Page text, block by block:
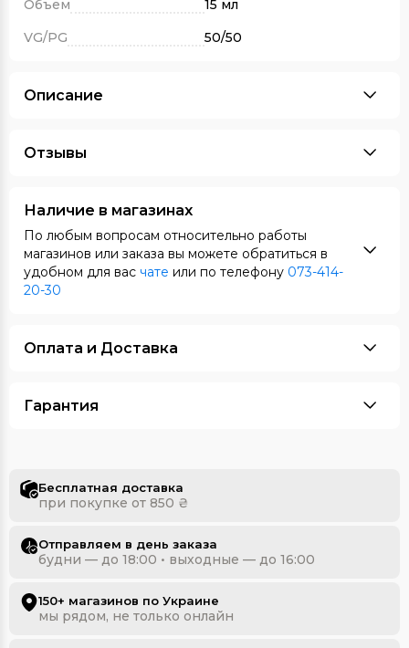
Объем
15 мл
VG/PG
50/50
Описание
Отзывы
Наличие в магазинах
По любым вопросам относительно работы
магазинов или заказа вы можете обратиться в
удобном для вас чате или по телефону 073-414-
20-30
Оплата и Доставка
Гарантия
Бесплатная доставка
при покупке от 850 ₴
Отправляем в день заказа
будни — до 18:00 • выходные — до 16:00
150+ магазинов по Украине
мы рядом, не только онлайн